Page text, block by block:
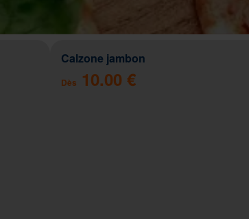
Calzone jambon
Dès 10.00 €